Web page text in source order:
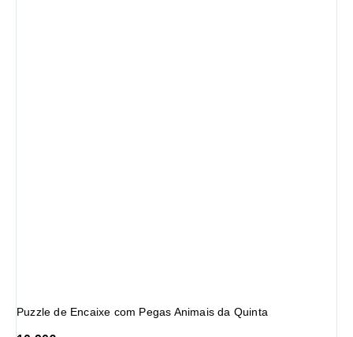
Puzzle de Encaixe com Pegas Animais da Quinta